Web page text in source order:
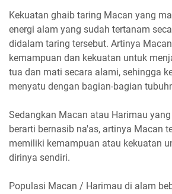
Kekuatan ghaib taring Macan yang
energi alam yang sudah tertanam
didalam taring tersebut. Artinya
kemampuan dan kekuatan untuk
tua dan mati secara alami, sehingga
menyatu dengan bagian-bagian
Sedangkan Macan atau Harimau
berarti bernasib na'as, artinya Macan
memiliki kemampuan atau kekuatan
dirinya sendiri.
Populasi Macan / Harimau di alam